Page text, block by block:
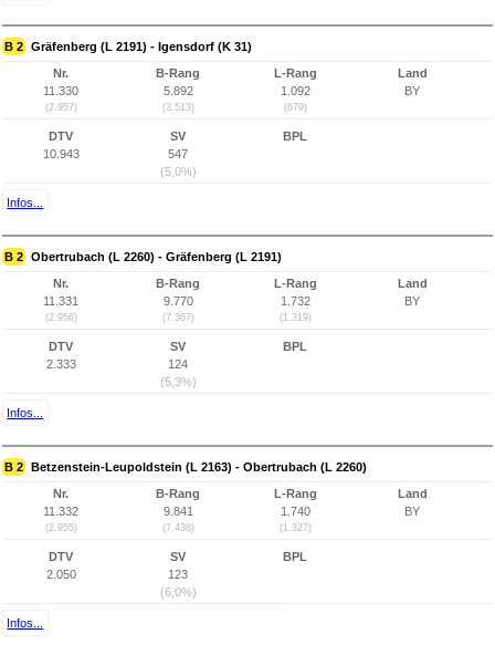
B 2 Gräfenberg (L 2191) - Igensdorf (K 31)
Nr.
11.330
(2.957)
B-Rang
5.892
(3.513)
L-Rang
1.092
(679)
Land
BY
DTV
10.943
SV
547
(5,0%)
BPL
Infos...
B 2 Obertrubach (L 2260) - Gräfenberg (L 2191)
Nr.
11.331
(2.956)
B-Rang
9.770
(7.367)
L-Rang
1.732
(1.319)
Land
BY
DTV
2.333
SV
124
(5,3%)
BPL
Infos...
B 2 Betzenstein-Leupoldstein (L 2163) - Obertrubach (L 2260)
Nr.
11.332
(2.955)
B-Rang
9.841
(7.438)
L-Rang
1.740
(1.327)
Land
BY
DTV
2.050
SV
123
(6,0%)
BPL
Infos...